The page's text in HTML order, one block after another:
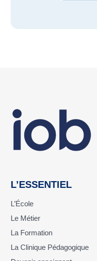
L’ESSENTIEL
L’École
Le Métier
La Formation
La Clinique Pédagogique